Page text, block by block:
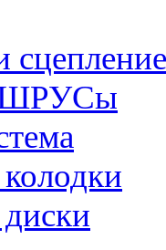
сцепление
ШРУСы